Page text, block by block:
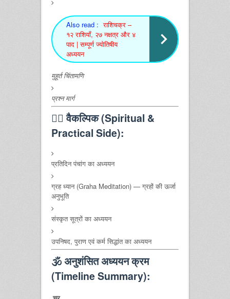
Also read : राशिचक्र –
१२ राशियाँ, २७ नक्षत्र और ४
पाद | सम्पूर्ण ज्योतिषीय
अध्ययन
मुहूर्त चिंतामणि
प्रश्न मार्ग
🧘‍♂️वैकल्पिक (Spiritual &
Practical Side):
प्रतिदिन पंचांग का अध्ययन
ग्रह ध्यान (Graha Meditation) — ग्रहों की ऊर्जा
अनुभूति
संस्कृत सूत्रों का अध्ययन
उपनिषद, पुराण एवं कर्म सिद्धांत का अध्ययन
🕉️अनुशंसित अध्ययन क्रम
(Timeline Summary):